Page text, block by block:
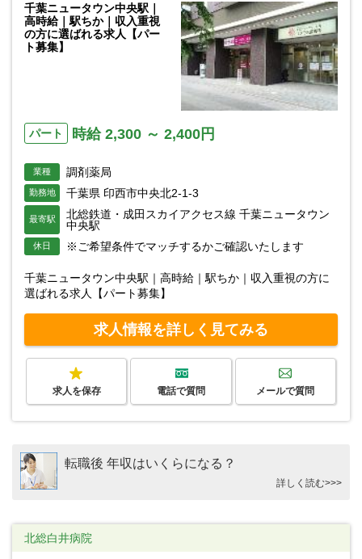
千葉ニュータウン中央駅｜
高時給｜駅ちか｜収入重視
の方に選ばれる求人【パー
ト募集】
パート 時給 2,300 ～ 2,400円
業種 調剤薬局
勤務地 千葉県 印西市中央北2-1-3
最寄駅
北総鉄道・成田スカイアクセス線 千葉ニュータウン
中央駅
休日 ※ご希望条件でマッチするかご確認いたします
千葉ニュータウン中央駅｜高時給｜駅ちか｜収入重視の方に
選ばれる求人【パート募集】
求人情報を詳しく見てみる
求人を保存 電話で質問 メールで質問
転職後 年収はいくらになる？
詳しく読む>>>
北総白井病院